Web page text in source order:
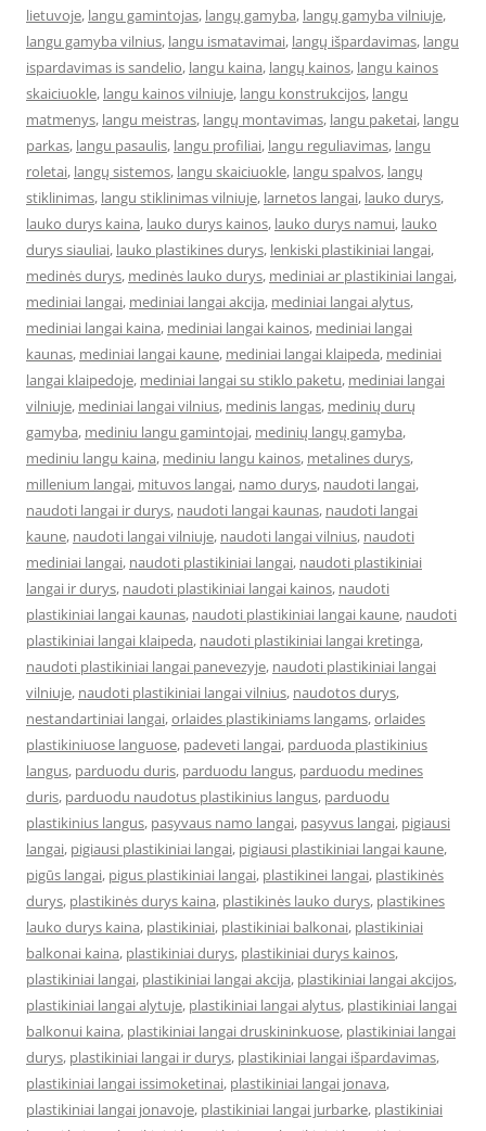
lietuvoje, langu gamintojas, langų gamyba, langų gamyba vilniuje,
langu gamyba vilnius, langu ismatavimai, langų išpardavimas, langu
ispardavimas is sandelio, langu kaina, langų kainos, langu kainos
skaiciuokle, langu kainos vilniuje, langu konstrukcijos, langu
matmenys, langu meistras, langų montavimas, langu paketai, langu
parkas, langu pasaulis, langu profiliai, langu reguliavimas, langu
roletai, langų sistemos, langu skaiciuokle, langu spalvos, langų
stiklinimas, langu stiklinimas vilniuje, larnetos langai, lauko durys,
lauko durys kaina, lauko durys kainos, lauko durys namui, lauko
durys siauliai, lauko plastikines durys, lenkiski plastikiniai langai,
medinės durys, medinės lauko durys, mediniai ar plastikiniai langai,
mediniai langai, mediniai langai akcija, mediniai langai alytus,
mediniai langai kaina, mediniai langai kainos, mediniai langai
kaunas, mediniai langai kaune, mediniai langai klaipeda, mediniai
langai klaipedoje, mediniai langai su stiklo paketu, mediniai langai
vilniuje, mediniai langai vilnius, medinis langas, medinių durų
gamyba, mediniu langu gamintojai, medinių langų gamyba,
mediniu langu kaina, mediniu langu kainos, metalines durys,
millenium langai, mituvos langai, namo durys, naudoti langai,
naudoti langai ir durys, naudoti langai kaunas, naudoti langai
kaune, naudoti langai vilniuje, naudoti langai vilnius, naudoti
mediniai langai, naudoti plastikiniai langai, naudoti plastikiniai
langai ir durys, naudoti plastikiniai langai kainos, naudoti
plastikiniai langai kaunas, naudoti plastikiniai langai kaune, naudoti
plastikiniai langai klaipeda, naudoti plastikiniai langai kretinga,
naudoti plastikiniai langai panevezyje, naudoti plastikiniai langai
vilniuje, naudoti plastikiniai langai vilnius, naudotos durys,
nestandartiniai langai,orlaides plastikiniams langams,orlaides
plastikiniuose languose, padeveti langai, parduoda plastikinius
langus, parduodu duris, parduodu langus, parduodu medines
duris, parduodu naudotus plastikinius langus, parduodu
plastikinius langus, pasyvaus namo langai, pasyvus langai, pigiausi
langai, pigiausi plastikiniai langai, pigiausi plastikiniai langai kaune,
pigūs langai, pigus plastikiniai langai, plastikinei langai, plastikinės
durys, plastikinės durys kaina, plastikinės lauko durys, plastikines
lauko durys kaina, plastikiniai, plastikiniai balkonai, plastikiniai
balkonai kaina, plastikiniai durys, plastikiniai durys kainos,
plastikiniai langai, plastikiniai langai akcija, plastikiniai langai akcijos,
plastikiniai langai alytuje, plastikiniai langai alytus, plastikiniai langai
balkonui kaina, plastikiniai langai druskininkuose, plastikiniai langai
durys, plastikiniai langai ir durys, plastikiniai langai išpardavimas,
plastikiniai langai issimoketinai, plastikiniai langai jonava,
plastikiniai langai jonavoje, plastikiniai langai jurbarke, plastikiniai